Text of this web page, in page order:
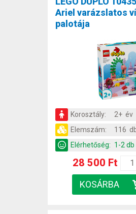
Ariel varázslatos
palotája
Korosztály:
2+ év
Elemszám:
116
Elérhetőség: 1-2 db
28 500 Ft